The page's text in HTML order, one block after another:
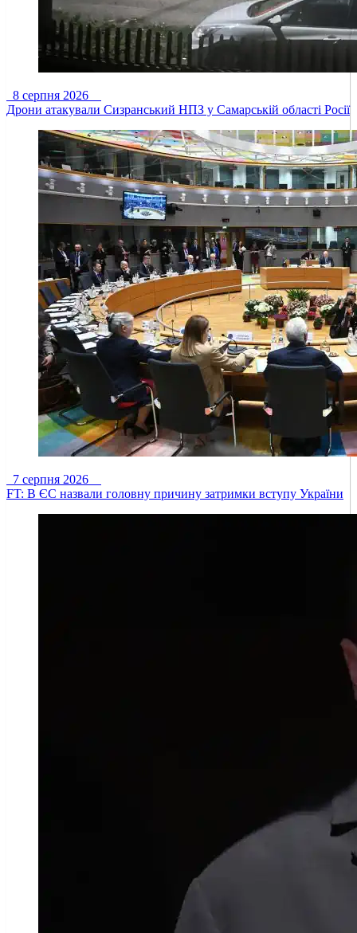
8 серпня 2026
Дрони атакували Сизранський НПЗ у Самарській області Росії
7 серпня 2026
FT: В ЄС назвали головну причину затримки вступу України